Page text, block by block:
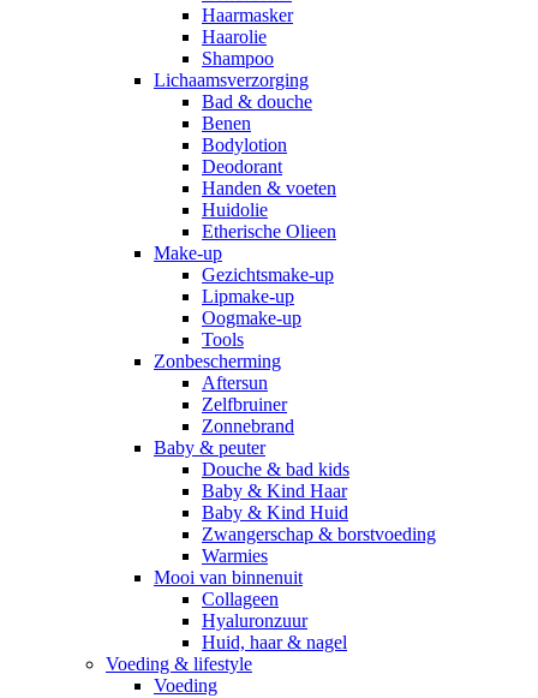
Haarmasker
Haarolie
Shampoo
Lichaamsverzorging
Bad & douche
Benen
Bodylotion
Deodorant
Handen & voeten
Huidolie
Etherische Olieen
Make-up
Gezichtsmake-up
Lipmake-up
Oogmake-up
Tools
Zonbescherming
Aftersun
Zelfbruiner
Zonnebrand
Baby & peuter
Douche & bad kids
Baby & Kind Haar
Baby & Kind Huid
Zwangerschap & borstvoeding
Warmies
Mooi van binnenuit
Collageen
Hyaluronzuur
Huid, haar & nagel
Voeding & lifestyle
Voeding